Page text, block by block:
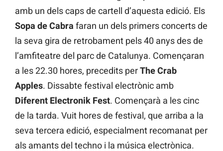
amb un dels caps de cartell d’aquesta edició. Els
Sopa de Cabra faran un dels primers concerts de
la seva gira de retrobament pels 40 anys des de
l’amfiteatre del parc de Catalunya. Començaran
a les 22.30 hores, precedits perThe Crab
Apples. Dissabte festival electrònic amb
Diferent Electronik Fest. Començarà a les cinc
de la tarda. Vuit hores de festival, que arriba a la
seva tercera edició, especialment recomanat per
als amants del techno i la música electrònica.